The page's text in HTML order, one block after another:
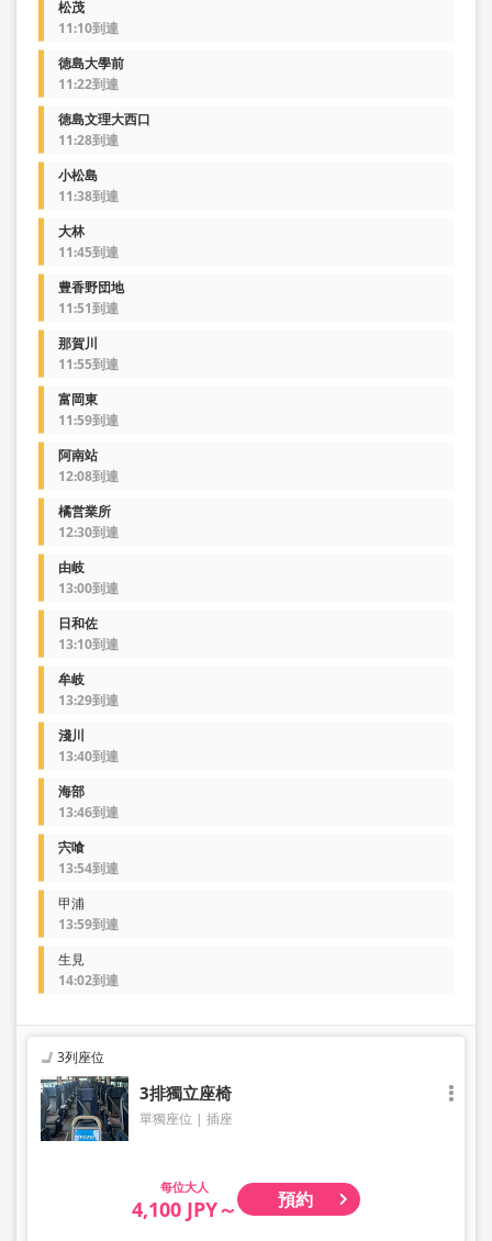
松茂
11:10到達
徳島大學前
11:22到達
徳島文理大西口
11:28到達
小松島
11:38到達
大林
11:45到達
豊香野団地
11:51到達
那賀川
11:55到達
富岡東
11:59到達
阿南站
12:08到達
橘営業所
12:30到達
由岐
13:00到達
日和佐
13:10到達
牟岐
13:29到達
淺川
13:40到達
海部
13:46到達
宍喰
13:54到達
甲浦
13:59到達
生見
14:02到達
3列座位
3排獨立座椅
單獨座位 插座
大人
4,100 JPY～ 預約